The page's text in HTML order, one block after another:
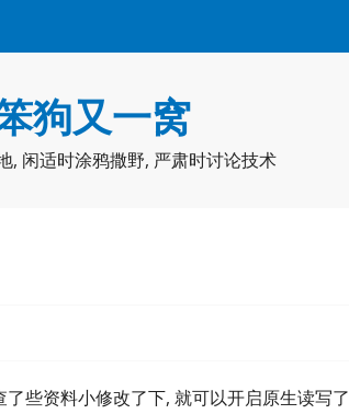
狗又一窝
, 闲适时涂鸦撒野, 严肃时讨论技术
些资料小修改了下, 就可以开启原生读写了